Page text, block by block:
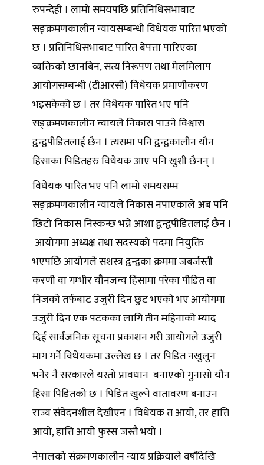
रुपन्देही । लामो समयपछि प्रतिनिधिसभाबाट
सङ्क्रमणकालीन न्यायसम्बन्धी विधेयक पारित भएको
छ । प्रतिनिधिसभाबाट पारित बेपत्ता पारिएका
व्यक्तिको छानबिन, सत्य निरूपण तथा मेलमिलाप
आयोगसम्बन्धी (टीआरसी) विधेयक प्रमाणीकरण
भइसकेको छ । तर विधेयक पारित भए पनि
सङ्क्रमणकालीन न्यायले निकास पाउने विश्वास
द्वन्द्वपीडितलाई छैन । त्यसमा पनि द्वन्द्वकालीन यौन
हिंसाका पिडितहरु विधेयक आए पनि खुशी छैनन् ।
विधेयक पारित भए पनि लामो समयसम्म
सङ्क्रमणकालीन न्यायले निकास नपाएकाले अब पनि
छिटो निकास निस्कन्छ भन्ने आशा द्वन्द्वपीडितलाई छैन ।
आयोगमा अध्यक्ष तथा सदस्यको पदमा नियुक्ति
भएपछि आयोगले सशस्त्र द्वन्द्वका क्रममा जबर्जस्ती
करणी वा गम्भीर यौनजन्य हिंसामा परेका पीडित वा
निजको तर्फबाट उजुरी दिन छुट भएको भए आयोगमा
उजुरी दिन एक पटकका लागि तीन महिनाको म्याद
दिई सार्वजनिक सूचना प्रकाशन गरी आयोगले उजुरी
माग गर्ने विधेयकमा उल्लेख छ । तर पिडित नखुलुन
भनेर नै सरकारले यस्तो प्रावधान बनाएको गुनासो यौन
हिंसा पिडितको छ । पिडित खुल्ने वातावरण बनाउन
राज्य संवेदनशील देखीएन । विधेयक त आयो, तर हात्ति
आयो, हात्ति आयोे फुस्स जस्तै भयो ।
नेपालको संक्रमणकालीन न्याय प्रक्रियाले वर्षौंदेखि